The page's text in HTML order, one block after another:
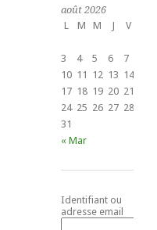
août 2026
L
M M J V
3
4 5 6 7
10 11 12 13 14
17 18 19 20 21
24 25 26 27 28
31
« Mar
Identifiant ou
adresse email